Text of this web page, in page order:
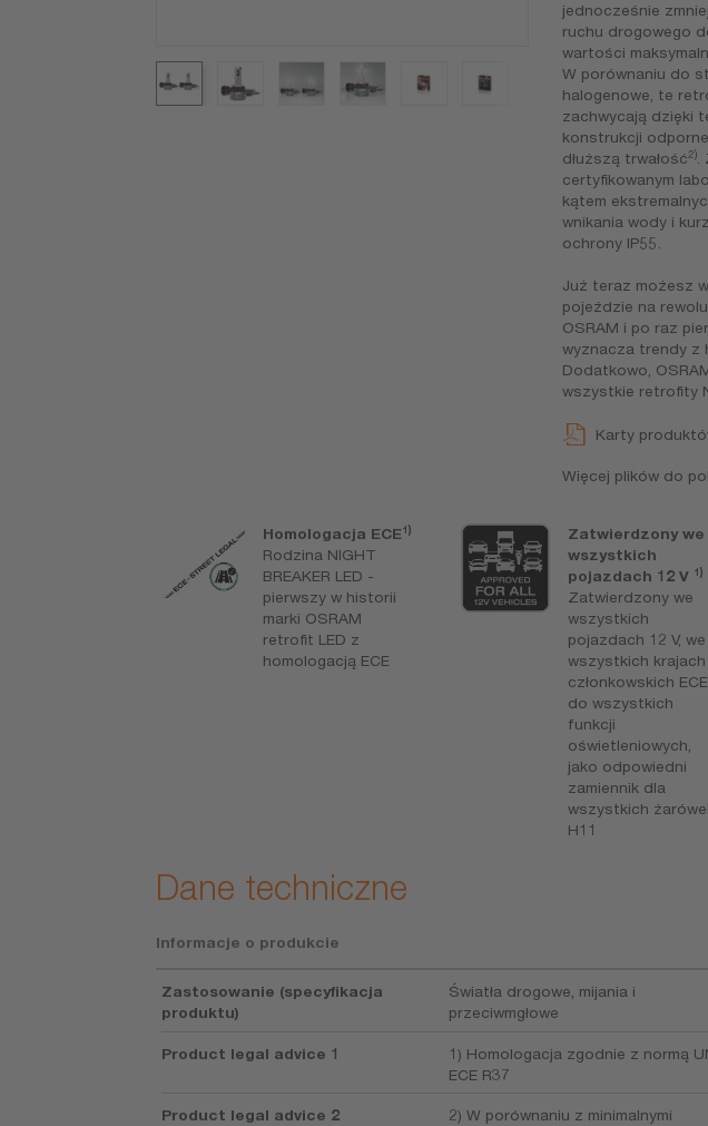
jednocześnie
ruchu drogowego
wartości
W porównaniu do
halogenowe, te
zachwycają dzięki
konstrukcji
dłuższą trwałość2).
certyfikowanym
kątem
wnikania wody i
ochrony IP55.
Już teraz możesz
pojeździe na
OSRAM i po raz
wyznacza trendy z
Dodatkowo,
wszystkie retrofity
Karty
Więcej plików do
Homologacja ECE1)
Rodzina NIGHT
BREAKER LED -
pierwszy w historii
marki OSRAM
retrofit LED z
homologacją ECE
Zatwierdzony we
wszystkich
pojazdach 12 V 1)
Zatwierdzony we
wszystkich
pojazdach 12 V, we
wszystkich krajach
członkowskich
do wszystkich
funkcji
oświetleniowych,
jako odpowiedni
zamiennik dla
wszystkich
H11
Dane techniczne
Informacje o produkcie
Zastosowanie (specyfikacja
produktu)
Światła drogowe, mijania i
przeciwmgłowe
Product legal advice 1
1) Homologacja zgodnie z normą
ECE R37
Product legal advice 2
2) W porównaniu z minimalnymi